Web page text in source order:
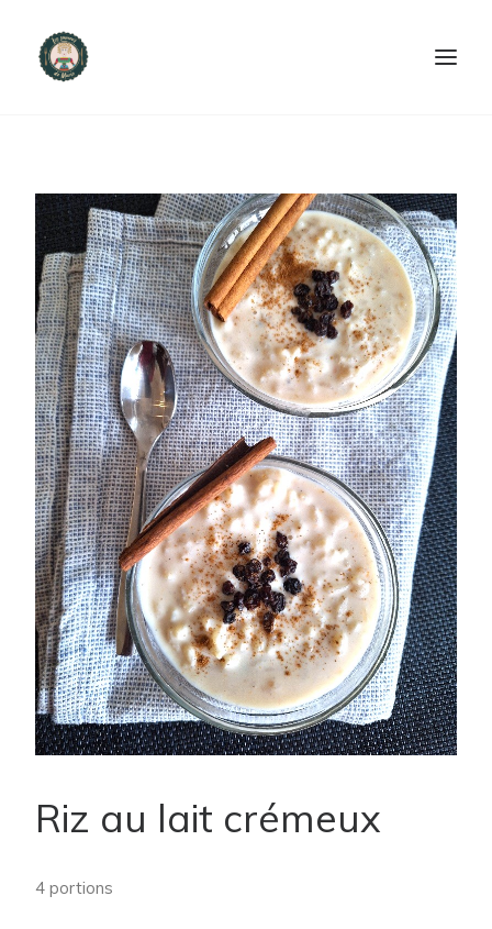
PRODUITS ET SERVICES
NOUS CONTACTER
RECETTES
FAQ
SEARCH
Riz au lait crémeux
4 portions